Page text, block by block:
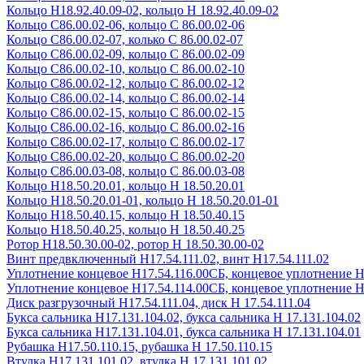
Кольцо Н18.92.40.09-02, кольцо Н 18.92.40.09-02
Кольцо С86.00.02-06, кольцо С 86.00.02-06
Кольцо С86.00.02-07, колько С 86.00.02-07
Кольцо С86.00.02-09, кольцо С 86.00.02-09
Кольцо С86.00.02-10, кольцо С 86.00.02-10
Кольцо С86.00.02-12, кольцо С 86.00.02-12
Кольцо С86.00.02-14, кольцо С 86.00.02-14
Кольцо С86.00.02-15, кольцо С 86.00.02-15
Кольцо С86.00.02-16, кольцо С 86.00.02-16
Кольцо С86.00.02-17, кольцо С 86.00.02-17
Кольцо С86.00.02-20, кольцо С 86.00.02-20
Кольцо С86.00.03-08, кольцо С 86.00.03-08
Кольцо Н18.50.20.01, кольцо Н 18.50.20.01
Кольцо Н18.50.20.01-01, кольцо Н 18.50.20.01-01
Кольцо Н18.50.40.15, кольцо Н 18.50.40.15
Кольцо Н18.50.40.25, кольцо Н 18.50.40.25
Ротор Н18.50.30.00-02, ротор Н 18.50.30.00-02
Винт предвключенный Н17.54.111.02, винт Н17.54.111.02
Уплотнение концевое Н17.54.116.00СБ, концевое уплотнение
Уплотнение концевое Н17.54.114.00СБ, концевое уплотнение
Диск разгрузочный Н17.54.111.04, диск Н 17.54.111.04
Букса сальника Н17.131.104.02, букса сальника Н 17.131.104.02
Букса сальника Н17.131.104.01, букса сальника Н 17.131.104.01
Рубашка Н17.50.110.15, рубашка Н 17.50.110.15
Втулка Н17.131.101.02, втулка Н 17.131.101.02